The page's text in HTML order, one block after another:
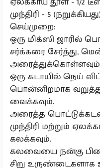
முந்திரி - 5
செய்முறை:
ஒரு மிக்ஸி ஜாரில்
சர்க்கரை சேர்த்து,
ஒரு கடாயில் நெய்
பொன்னிறமாக
வைக்கவும்.
அரைத்த
முந்திரி மற்றும்
கலக்கவும்.
கலவையை நன்கு
சிறு உருண்டைகளாக